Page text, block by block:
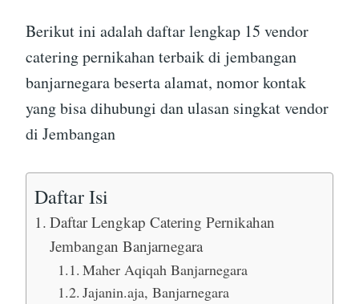
Berikut ini adalah daftar lengkap 15 vendor
catering pernikahan terbaik di jembangan
banjarnegara beserta alamat, nomor kontak
yang bisa dihubungi dan ulasan singkat vendor
di Jembangan
Daftar Isi
Daftar Lengkap Catering Pernikahan
Jembangan Banjarnegara
Maher Aqiqah Banjarnegara
Jajanin.aja, Banjarnegara